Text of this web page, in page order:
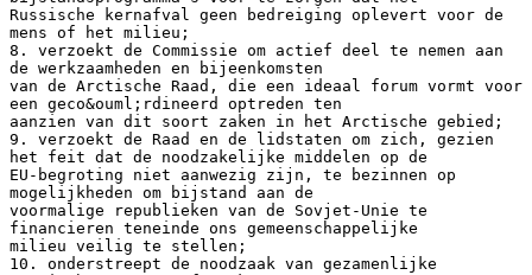
Russische kernafval geen bedreiging oplevert voor de
mens of het milieu;
8. verzoekt de Commissie om actief deel te nemen aan
de werkzaamheden en bijeenkomsten
van de Arctische Raad, die een ideaal forum vormt voor
een geco&ouml;rdineerd optreden ten
aanzien van dit soort zaken in het Arctische gebied;
9. verzoekt de Raad en de lidstaten om zich, gezien
het feit dat de noodzakelijke middelen op de
EU-begroting niet aanwezig zijn, te bezinnen op
mogelijkheden om bijstand aan de
voormalige republieken van de Sovjet-Unie te
financieren teneinde ons gemeenschappelijke
milieu veilig te stellen;
10. onderstreept de noodzaak van gezamenlijke